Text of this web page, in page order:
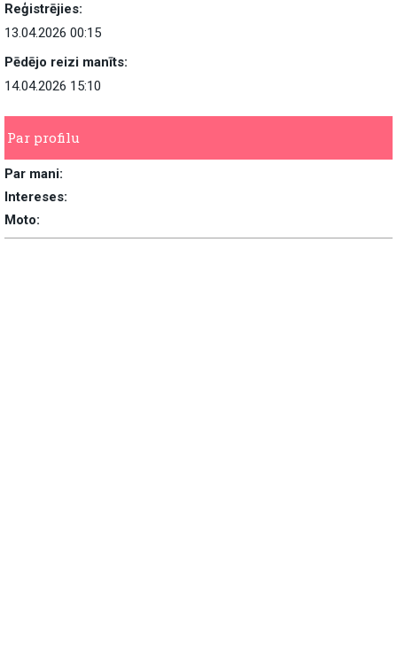
Reģistrējies:
13.04.2026 00:15
Pēdējo reizi manīts:
14.04.2026 15:10
Par profilu
Par mani:
Intereses:
Moto: